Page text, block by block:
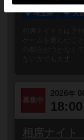
埼玉県 大
相席ナイトとは予
ゲームを遊んだこ
の都合がつかなく
ない方でも大丈...
募集中
2026年
相席ナイト